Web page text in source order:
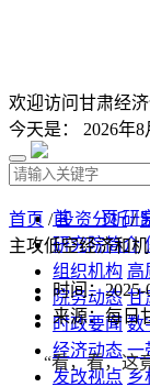
欢迎访问甘肃经济
今天是： 2026年8
首 页 研
研究院简介
组织机构 高
院务动态 甘
时政要闻 数
经济动态 一
发改视点 乡
首页 /投资分析/
主攻低空经济和
时间：2025-
来源：每日
“看，看，这